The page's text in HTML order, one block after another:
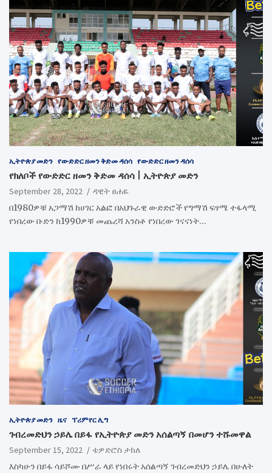
ኢትዮጵያ መድን የውድድር ዘመን ቅድመ ዳሰሳ የውድድር ዘመን ዳሰሳ
የክለቦች የውድድር ዘመን ቅድመ ዳሰሳ | ኢትዮጵያ መድን
September 28, 2022
ዳዊት ፀሐዬ
በ1980ዎቹ አጋማሽ ከሀገር አልፎ በአህጉራዊ ውድድሮች የግማሽ ፍፃሜ ተፋላሚ
የነበረው ቡድን ከ1990ዎቹ መጨረሻ አንስቶ የነበረው ገናናነት…
ኢትዮጵያ መድን ዜና ፕሪምየር ሊግ
ገብረመድህን ኃይሌ በይፋ የኢትዮጵያ መድን አሰልጣኝ በመሆን ተሹመዋል
September 15, 2022
ቴዎድሮስ ታከለ
እስካሁን በይፋ ሳይሾሙ በሥራ ላይ የነበሩት አሰልጣኝ ገብረመድህን ኃይሌ በሁለት